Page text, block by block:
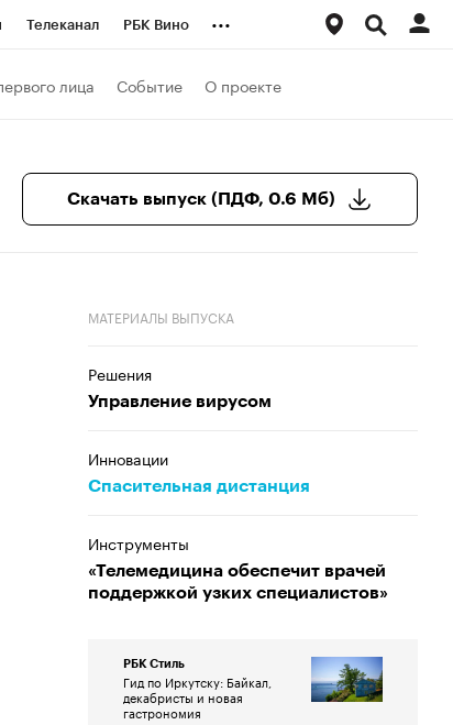
Телеканал РБК Вино
Бизнес
...
лица Событие О проекте
Скачать выпуск (ПДФ, 0.6 Мб)
МАТЕРИАЛЫ ВЫПУСКА
Решения
Управление вирусом
Инновации
Спасительная дистанция
Инструменты
«Телемедицина обеспечит врачей
поддержкой узких специалистов»
РБК Стиль
Гид по Иркутску: Байкал,
декабристы и новая
гастрономия